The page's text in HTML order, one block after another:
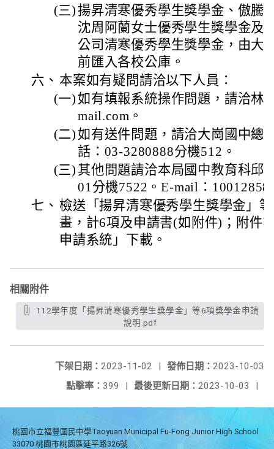
(三)揚昇清寒優秀學生獎學金、傲騰
沈周阿蘭女士優秀學生獎學金及
公司清寒優秀學生獎學金，由大
前匯入各校公庫。
六、 本案如有疑問請洽以下人員：
(一)如有填報系統操作問題，請洽林
mail.com。
(二)如有送件問題，請洽大崗國中總
話：03-3280888分機512。
(三) 其他問題請洽本局國中教育科邱
01分機7522。E-mail：
七、 檢送「揚昇清寒優秀學生獎學金」
畫，計6項及申請書(如附件)；附件
申請系統」下載。
相關附件
說明.pdf
發佈日期： 2023-10-03
下架日期： 2023-11-02
|
最後更新日期： 2023-10-03 |
點擊率： 399 |
桃園市立福豐國民中學Taoyuan Municipal Fu-Fong Junior High School
33070 桃園市桃園區延平路326號